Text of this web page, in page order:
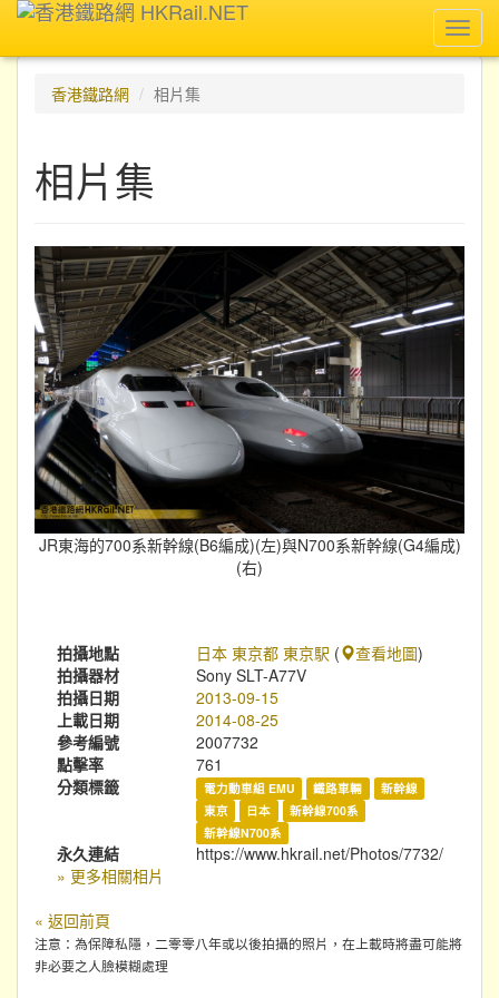
香港鐵路網
相片集
相片集
JR東海的700系新幹線(B6編成)(左)與N700系新幹線(G4編成)
(右)
拍攝地點 日本 東京都 東京駅 ( 查看地圖)
拍攝器材
Sony SLT-A77V
拍攝日期
2013-09-15
上載日期
2014-08-25
參考編號
2007732
點擊率
761
分類標籤
電力動車組 EMU 鐵路車輛
新幹線
東京
日本
新幹線700系
新幹線N700系
永久連結
https://www.hkrail.net/Photos/7732/
» 更多相關相片
« 返回前頁
注意：為保障私隱，二零零八年或以後拍攝的照片，在上載時將盡可能將
非必要之人臉模糊處理